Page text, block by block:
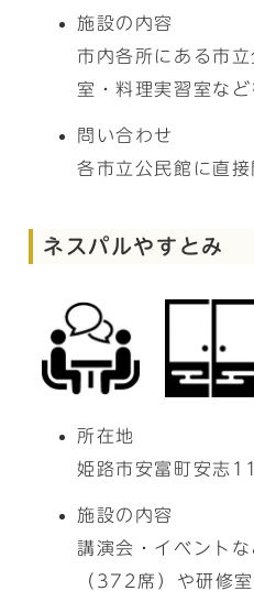
施設の内容
市内各所にある市
室・料理実習室など
問い合わせ
各市立公民館に直
ネスパルやすとみ
所在地
姫路市安富町安志
施設の内容
講演会・イベント
（372席）や研修